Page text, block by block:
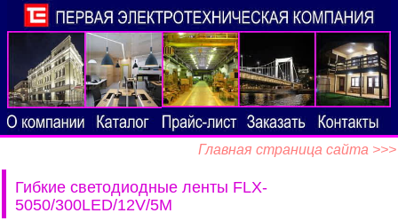
Главная страница сайта >>>
Гибкие светодиодные ленты FLX-
5050/300LED/12V/5M